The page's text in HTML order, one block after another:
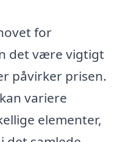
for
det være vigtigt
påvirker prisen.
variere
elementer,